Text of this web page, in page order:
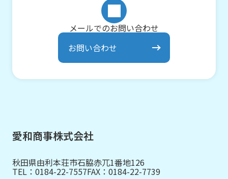
メールでのお問い合わせ
お問い合わせ
愛和商事株式会社
秋田県由利本荘市石脇赤兀1番地126
TEL： 0184-22-7557FAX：0184-22-7739